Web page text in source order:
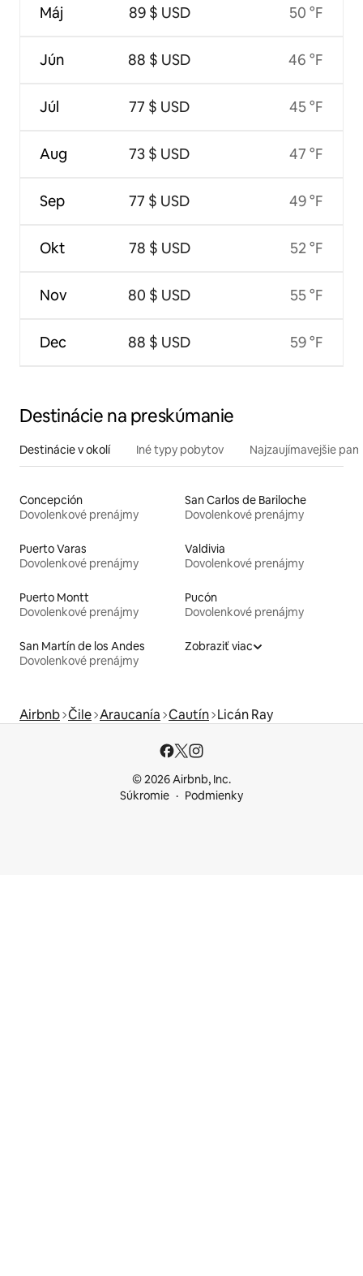
Máj
Jún
Júl
Aug
Sep
Okt
Nov
Dec
89 $ USD
88 $ USD
77 $ USD
73 $ USD
77 $ USD
78 $ USD
80 $ USD
88 $ USD
50 °F
46 °F
45 °F
47 °F
49 °F
52 °F
55 °F
59 °F
Destinácie na preskúmanie
Destinácie v okolí Iné typy pobytov Najzaujímavejšie
Concepción
Dovolenkové prenájmy
San Carlos de Bariloche
Dovolenkové prenájmy
Puerto Varas
Dovolenkové prenájmy
Valdivia
Dovolenkové prenájmy
Puerto Montt
Dovolenkové prenájmy
Pucón
Dovolenkové prenájmy
San Martín de los Andes
Dovolenkové prenájmy
Zobraziť viac
Airbnb Čile Araucanía Cautín Licán Ray
© 2026 Airbnb, Inc.
Súkromie
Podmienky